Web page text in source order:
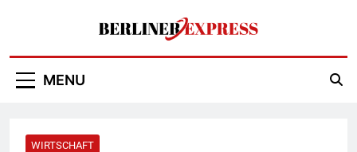
Berliner Express
MENU
WIRTSCHAFT